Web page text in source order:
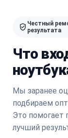
Честный
результата
Что
Мы заранее
подбираем
Это помогает
лучший